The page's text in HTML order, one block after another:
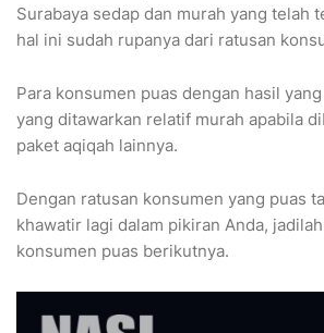
Surabaya sedap dan murah yang telah
hal ini sudah rupanya dari ratusan
Para konsumen puas dengan hasil
yang ditawarkan relatif murah apabila
paket aqiqah lainnya.
Dengan ratusan konsumen yang puas
khawatir lagi dalam pikiran Anda,
konsumen puas berikutnya.